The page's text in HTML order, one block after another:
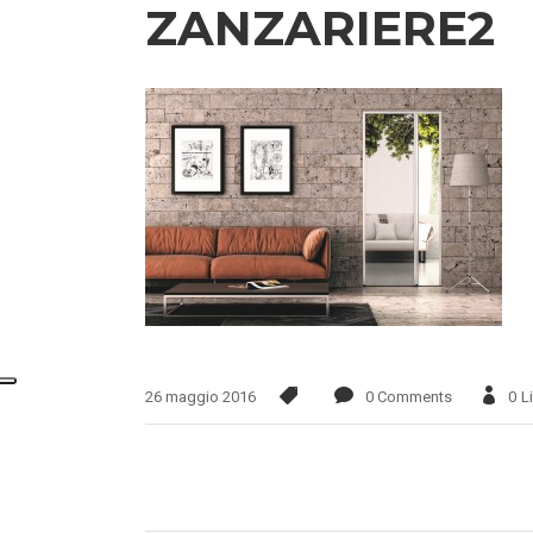
ZANZARIERE2
26 maggio 2016 0 Comments 0